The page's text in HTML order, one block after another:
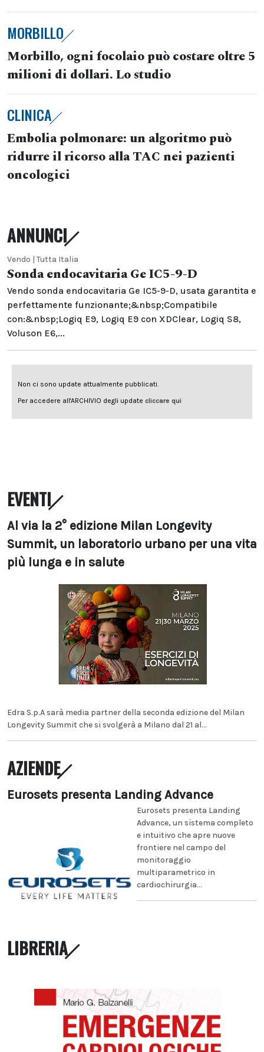
MORBILLO
Morbillo, ogni focolaio può costare oltre 5
milioni di dollari. Lo studio
CLINICA
Embolia polmonare: un algoritmo può
ridurre il ricorso alla TAC nei pazienti
oncologici
ANNUNCI
Vendo | Tutta Italia
Sonda endocavitaria Ge IC5-9-D
Vendo sonda endocavitaria Ge IC5-9-D, usata garantita e
perfettamente funzionante;&nbsp;Compatibile
con:&nbsp;Logiq E9, Logiq E9 con XDClear, Logiq S8,
Voluson E6,...
EVENTI
Al via la 2° edizione Milan Longevity
Summit, un laboratorio urbano per una vita
più lunga e in salute
Edra S.p.A sarà media partner della seconda edizione del Milan
Longevity Summit che si svolgerà a Milano dal 21 al...
AZIENDE
Eurosets presenta Landing Advance
Eurosets presenta Landing
Advance, un sistema completo
e intuitivo che apre nuove
frontiere nel campo del
monitoraggio
multiparametrico in
cardiochirurgia...
LIBRERIA